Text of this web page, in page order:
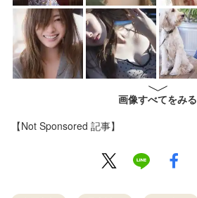
画像すべてをみる
【Not Sponsored 記事】